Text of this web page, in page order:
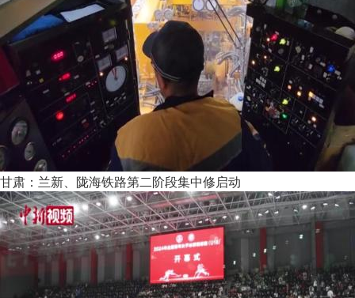
甘肃：兰新、陇海铁路第二阶段集中修启动